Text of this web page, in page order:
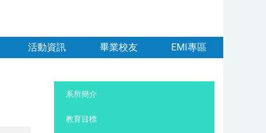
活動資訊 畢業校友 EMI專區
系所簡介
教育目標